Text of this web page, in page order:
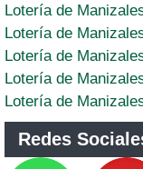
Lotería de
Lotería de
Lotería de
Lotería de
Lotería de
Redes